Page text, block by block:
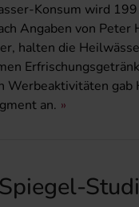
Konsum wird
Angaben von
halten die
Werbeaktivitäten
an.
Spiegel-